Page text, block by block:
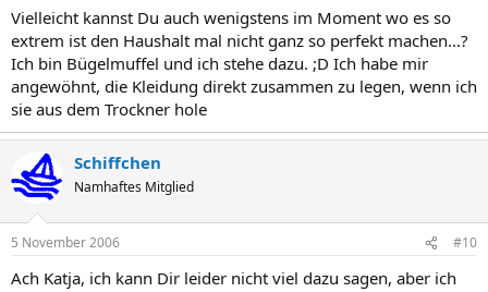
Vielleicht kannst Du auch wenigstens im Moment wo es so
extrem ist den Haushalt mal nicht ganz so perfekt machen...?
Ich bin Bügelmuffel und ich stehe dazu. ;D Ich habe mir
angewöhnt, die Kleidung direkt zusammen zu legen, wenn ich
sie aus dem Trockner hole
Schiffchen
Namhaftes Mitglied
5 November 2006 #10
Ach Katja, ich kann Dir leider nicht viel dazu sagen, aber ich